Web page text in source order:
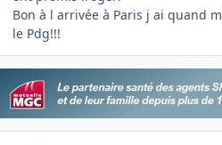
Bon à l arrivée à Paris j ai quand
le Pdg!!!